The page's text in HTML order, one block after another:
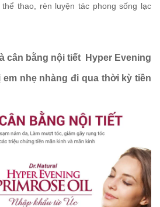
thao, rèn luyện tác phong sống lạc
cân bằng nội tiết Hyper Evening
em nhẹ nhàng đi qua thời kỳ tiền